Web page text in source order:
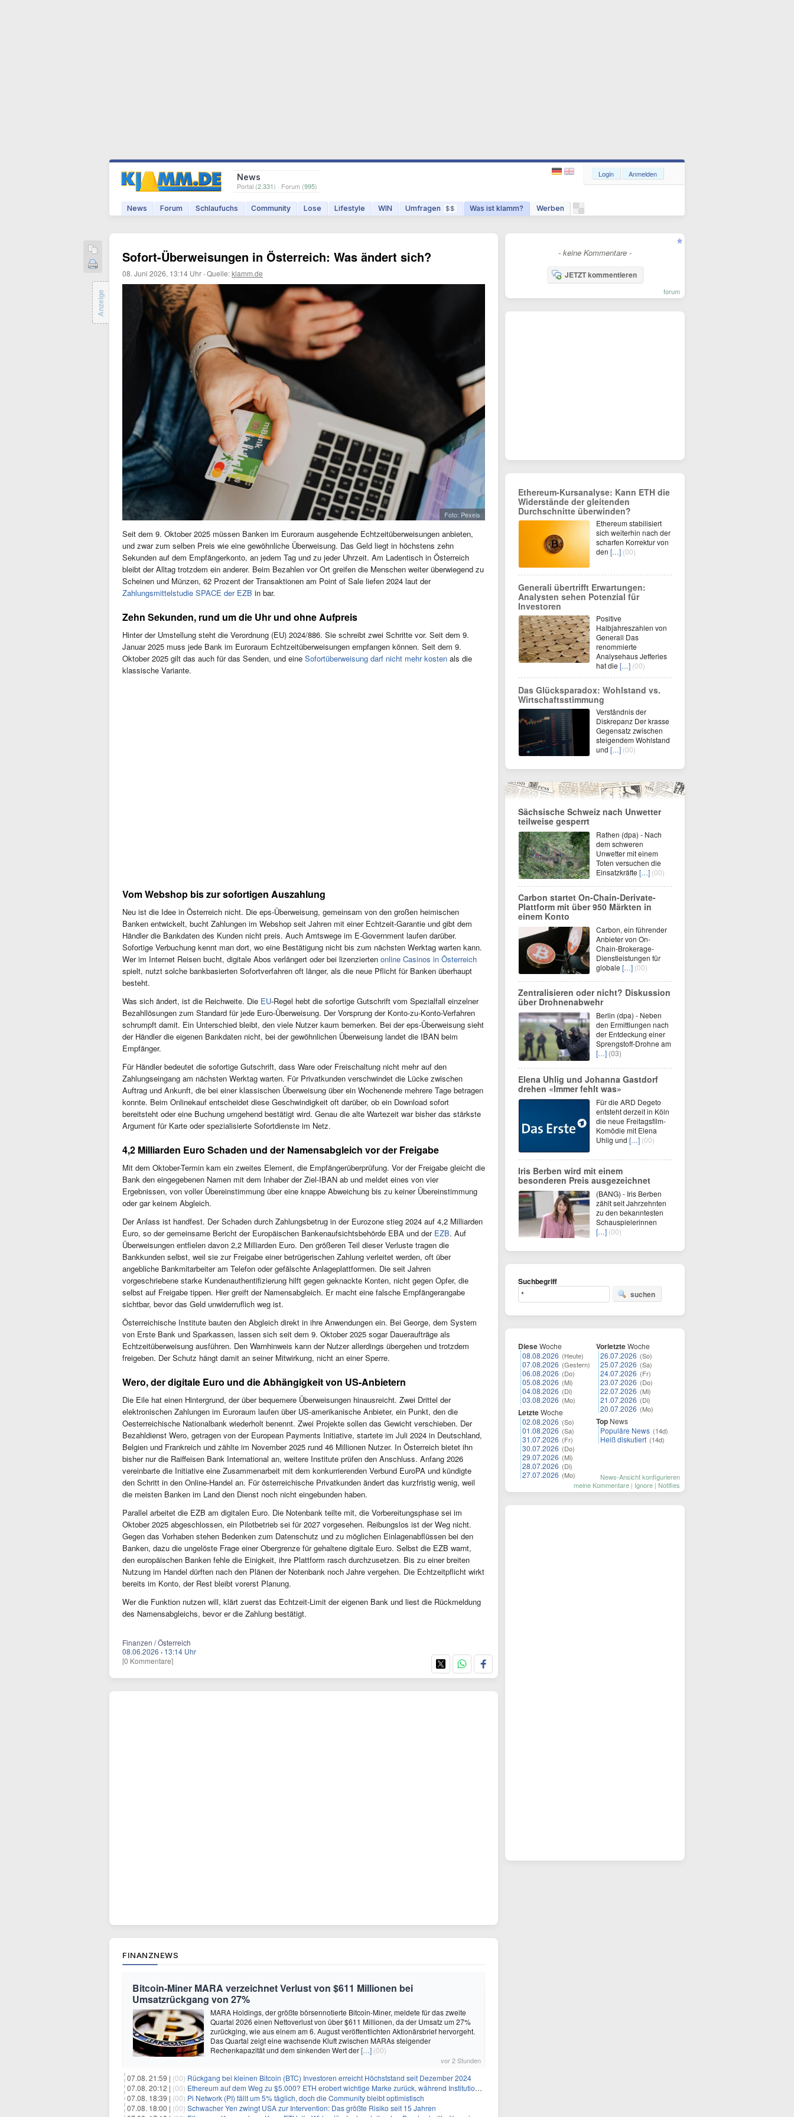
News
Portal (2.331) · Forum (995)
News Forum Schlaufuchs Community Lose Lifestyle WIN Umfragen $$ Was ist klamm? Werben
Login Anmelden
Sofort-Überweisungen in Österreich: Was ändert sich?
08. Juni 2026, 13:14 Uhr ·Quelle:klamm.de
Foto: Pexels
Seit dem 9. Oktober 2025 müssen Banken im Euroraum ausgehende Echtzeitüberweisungen anbieten,
und zwar zum selben Preis wie eine gewöhnliche Überweisung. Das Geld liegt in höchstens zehn
Sekunden auf dem Empfängerkonto, an jedem Tag und zu jeder Uhrzeit. Am Ladentisch in Österreich
bleibt der Alltag trotzdem ein anderer. Beim Bezahlen vor Ort greifen die Menschen weiter überwiegend zu
Scheinen und Münzen, 62 Prozent der Transaktionen am Point of Sale liefen 2024 laut der
Zahlungsmittelstudie SPACE der EZB in bar.
Zehn Sekunden, rund um die Uhr und ohne Aufpreis
Hinter der Umstellung steht die Verordnung (EU) 2024/886. Sie schreibt zwei Schritte vor. Seit dem 9.
Januar 2025 muss jede Bank im Euroraum Echtzeitüberweisungen empfangen können. Seit dem 9.
Oktober 2025 gilt das auch für das Senden, und eine Sofortüberweisung darf nicht mehr kosten als die
klassische Variante.
Vom Webshop bis zur sofortigen Auszahlung
Neu ist die Idee in Österreich nicht. Die eps-Überweisung, gemeinsam von den großen heimischen
Banken entwickelt, bucht Zahlungen im Webshop seit Jahren mit einer Echtzeit-Garantie und gibt dem
Händler die Bankdaten des Kunden nicht preis. Auch Amtswege im E-Government laufen darüber.
Sofortige Verbuchung kennt man dort, wo eine Bestätigung nicht bis zum nächsten Werktag warten kann.
Wer im Internet Reisen bucht, digitale Abos verlängert oder bei lizenzierten online Casinos in Österreich
spielt, nutzt solche bankbasierten Sofortverfahren oft länger, als die neue Pflicht für Banken überhaupt
besteht.
Was sich ändert, ist die Reichweite. Die EU-Regel hebt die sofortige Gutschrift vom Spezialfall einzelner
Bezahllösungen zum Standard für jede Euro-Überweisung. Der Vorsprung der Konto-zu-Konto-Verfahren
schrumpft damit. Ein Unterschied bleibt, den viele Nutzer kaum bemerken. Bei der eps-Überweisung sieht
der Händler die eigenen Bankdaten nicht, bei der gewöhnlichen Überweisung landet die IBAN beim
Empfänger.
Für Händler bedeutet die sofortige Gutschrift, dass Ware oder Freischaltung nicht mehr auf den
Zahlungseingang am nächsten Werktag warten. Für Privatkunden verschwindet die Lücke zwischen
Auftrag und Ankunft, die bei einer klassischen Überweisung über ein Wochenende mehrere Tage betragen
konnte. Beim Onlinekauf entscheidet diese Geschwindigkeit oft darüber, ob ein Download sofort
bereitsteht oder eine Buchung umgehend bestätigt wird. Genau die alte Wartezeit war bisher das stärkste
Argument für Karte oder spezialisierte Sofortdienste im Netz.
4,2 Milliarden Euro Schaden und der Namensabgleich vor der Freigabe
Mit dem Oktober-Termin kam ein zweites Element, die Empfängerüberprüfung. Vor der Freigabe gleicht die
Bank den eingegebenen Namen mit dem Inhaber der Ziel-IBAN ab und meldet eines von vier
Ergebnissen, von voller Übereinstimmung über eine knappe Abweichung bis zu keiner Übereinstimmung
oder gar keinem Abgleich.
Der Anlass ist handfest. Der Schaden durch Zahlungsbetrug in der Eurozone stieg 2024 auf 4,2 Milliarden
Euro, so der gemeinsame Bericht der Europäischen Bankenaufsichtsbehörde EBA und der EZB. Auf
Überweisungen entfielen davon 2,2 Milliarden Euro. Den größeren Teil dieser Verluste tragen die
Bankkunden selbst, weil sie zur Freigabe einer betrügerischen Zahlung verleitet werden, oft über
angebliche Bankmitarbeiter am Telefon oder gefälschte Anlageplattformen. Die seit Jahren
vorgeschriebene starke Kundenauthentifizierung hilft gegen geknackte Konten, nicht gegen Opfer, die
selbst auf Freigabe tippen. Hier greift der Namensabgleich. Er macht eine falsche Empfängerangabe
sichtbar, bevor das Geld unwiderruflich weg ist.
Österreichische Institute bauten den Abgleich direkt in ihre Anwendungen ein. Bei George, dem System
von Erste Bank und Sparkassen, lassen sich seit dem 9. Oktober 2025 sogar Daueraufträge als
Echtzeitüberweisung ausführen. Den Warnhinweis kann der Nutzer allerdings übergehen und trotzdem
freigeben. Der Schutz hängt damit an seiner Mitwirkung, nicht an einer Sperre.
Wero, der digitale Euro und die Abhängigkeit von US-Anbietern
Die Eile hat einen Hintergrund, der über bequemere Überweisungen hinausreicht. Zwei Drittel der
elektronischen Zahlungen im Euroraum laufen über US-amerikanische Anbieter, ein Punkt, den die
Oesterreichische Nationalbank wiederholt benennt. Zwei Projekte sollen das Gewicht verschieben. Der
Bezahldienst Wero, getragen von der European Payments Initiative, startete im Juli 2024 in Deutschland,
Belgien und Frankreich und zählte im November 2025 rund 46 Millionen Nutzer. In Österreich bietet ihn
bisher nur die Raiffeisen Bank International an, weitere Institute prüfen den Anschluss. Anfang 2026
vereinbarte die Initiative eine Zusammenarbeit mit dem konkurrierenden Verbund EuroPA und kündigte
den Schritt in den Online-Handel an. Für österreichische Privatkunden ändert das kurzfristig wenig, weil
die meisten Banken im Land den Dienst noch nicht eingebunden haben.
Parallel arbeitet die EZB am digitalen Euro. Die Notenbank teilte mit, die Vorbereitungsphase sei im
Oktober 2025 abgeschlossen, ein Pilotbetrieb sei für 2027 vorgesehen. Reibungslos ist der Weg nicht.
Gegen das Vorhaben stehen Bedenken zum Datenschutz und zu möglichen Einlagenabflüssen bei den
Banken, dazu die ungelöste Frage einer Obergrenze für gehaltene digitale Euro. Selbst die EZB warnt,
den europäischen Banken fehle die Einigkeit, ihre Plattform rasch durchzusetzen. Bis zu einer breiten
Nutzung im Handel dürften nach den Plänen der Notenbank noch Jahre vergehen. Die Echtzeitpflicht wirkt
bereits im Konto, der Rest bleibt vorerst Planung.
Wer die Funktion nutzen will, klärt zuerst das Echtzeit-Limit der eigenen Bank und liest die Rückmeldung
des Namensabgleichs, bevor er die Zahlung bestätigt.
Finanzen / Österreich
08.06.2026 · 13:14 Uhr
[0 Kommentare]
Anzeige
FINANZNEWS
Bitcoin-Miner MARA verzeichnet Verlust von $611 Millionen bei
Umsatzrückgang von 27%
MARA Holdings, der größte börsennotierte Bitcoin-Miner, meldete für das zweite
Quartal 2026 einen Nettoverlust von über $611 Millionen, da der Umsatz um 27%
zurückging, wie aus einem am 6. August veröffentlichten Aktionärsbrief hervorgeht.
Das Quartal zeigt eine wachsende Kluft zwischen MARAs steigender
Rechenkapazität und dem sinkenden Wert der[…] (00)
vor 2 Stunden
07.08. 21:59 | (00) Rückgang bei kleinen Bitcoin (BTC) Investoren erreicht Höchststand seit Dezember 2024
07.08. 20:12 | (00) Ethereum auf dem Weg zu $5.000? ETH erobert wichtige Marke zurück, während Institutionen weiter akkumulieren
07.08. 18:39 | (00) Pi Network (PI) fällt um 5% täglich, doch die Community bleibt optimistisch
07.08. 18:00 | (00) Schwacher Yen zwingt USA zur Intervention: Das größte Risiko seit 15 Jahren
- keine Kommentare -
JETZT kommentieren
forum
Ethereum-Kursanalyse: Kann ETH die
Widerstände der gleitenden
Durchschnitte überwinden?
Ethereum stabilisiert
sich weiterhin nach der
scharfen Korrektur von
den […] (00)
Generali übertrifft Erwartungen:
Analysten sehen Potenzial für
Investoren
Positive
Halbjahreszahlen von
Generali Das
renommierte
Analysehaus Jefferies
hat die […] (00)
Das Glücksparadox: Wohlstand vs.
Wirtschaftsstimmung
Verständnis der
Diskrepanz Der krasse
Gegensatz zwischen
steigendem Wohlstand
und […] (00)
Sächsische Schweiz nach Unwetter
teilweise gesperrt
Rathen (dpa) - Nach
dem schweren
Unwetter mit einem
Toten versuchen die
Einsatzkräfte […] (00)
Carbon startet On-Chain-Derivate-
Plattform mit über 950 Märkten in
einem Konto
Carbon, ein führender
Anbieter von On-
Chain-Brokerage-
Dienstleistungen für
globale […] (00)
Zentralisieren oder nicht? Diskussion
über Drohnenabwehr
Berlin (dpa) - Neben
den Ermittlungen nach
der Entdeckung einer
Sprengstoff-Drohne am
[…] (03)
Elena Uhlig und Johanna Gastdorf
drehen «Immer fehlt was»
Für die ARD Degeto
entsteht derzeit in Köln
die neue Freitagsfilm-
Komödie mit Elena
Uhlig und […] (00)
Iris Berben wird mit einem
besonderen Preis ausgezeichnet
(BANG) - Iris Berben
zählt seit Jahrzehnten
zu den bekanntesten
Schauspielerinnen
[…] (00)
Suchbegriff
suchen
DieseWoche
08.08.2026 (Heute)
07.08.2026 (Gestern)
06.08.2026 (Do)
05.08.2026 (Mi)
04.08.2026 (Di)
03.08.2026 (Mo)
LetzteWoche
02.08.2026 (So)
01.08.2026 (Sa)
31.07.2026 (Fr)
30.07.2026 (Do)
29.07.2026 (Mi)
28.07.2026 (Di)
27.07.2026 (Mo)
VorletzteWoche
26.07.2026 (So)
25.07.2026 (Sa)
24.07.2026 (Fr)
23.07.2026 (Do)
22.07.2026 (Mi)
21.07.2026 (Di)
20.07.2026 (Mo)
Top News
Populäre News (14d)
Heiß diskutiert (14d)
News-Ansicht konfigurieren
meine Kommentare | Ignore | Notifies